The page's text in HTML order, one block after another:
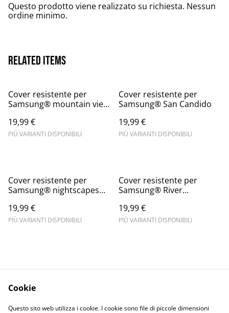
Questo prodotto viene realizzato su richiesta. Nessun
ordine minimo.
Related items
Cover resistente per
Samsung® mountain view
19,99 €
PIÙ VARIANTI DISPONIBILI
Cover resistente per
Samsung® San Candido
19,99 €
PIÙ VARIANTI DISPONIBILI
Cover resistente per
Samsung® nightscapes
19,99 €
PIÙ VARIANTI DISPONIBILI
Cover resistente per
Samsung® River
19,99 €
PIÙ VARIANTI DISPONIBILI
Informativa sulla
Terms and
Cookie
Questo sito web utilizza i cookie. I cookie sono file di piccole dimensioni